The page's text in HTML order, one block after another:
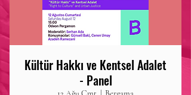
Kültür Hakkı ve Kentsel Adalet
- Panel